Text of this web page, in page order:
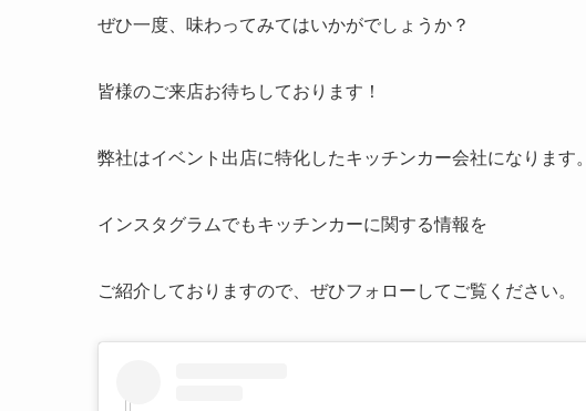
ぜひ一度、味わってみてはいかがでしょうか？
皆様のご来店お待ちしております！
弊社はイベント出店に特化したキッチンカー会社になります。
インスタグラムでもキッチンカーに関する情報を
ご紹介しておりますので、ぜひフォローしてご覧ください。